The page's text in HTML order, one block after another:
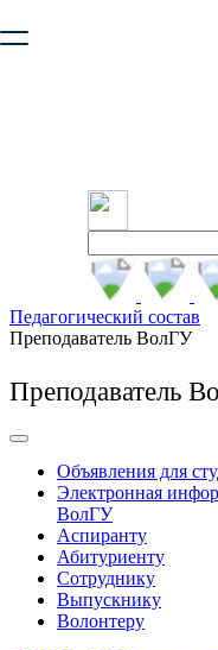
безопасную работу с
Педагогический состав
Преподаватель ВолГУ
Преподаватель
Объявления для
Электронная
ВолГУ
Аспиранту
Абитуриенту
Сотруднику
Выпускнику
Волонтеру